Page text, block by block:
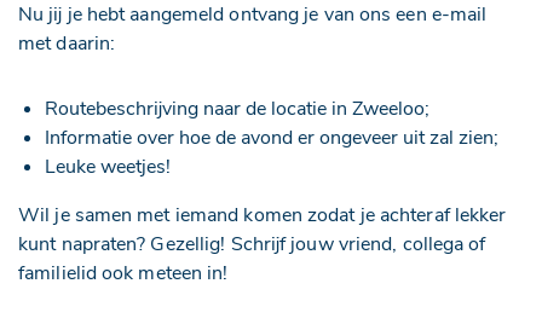
Nu jij je hebt aangemeld ontvang je van ons een e-mail
met daarin:
Routebeschrijving naar de locatie in Zweeloo;
Informatie over hoe de avond er ongeveer uit zal zien;
Leuke weetjes!
Wil je samen met iemand komen zodat je achteraf lekker
kunt napraten? Gezellig! Schrijf jouw vriend, collega of
familielid ook meteen in!